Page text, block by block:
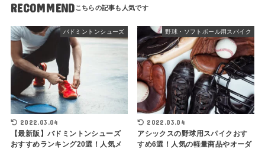
RECOMMEND
バドミントンシューズ
2022.03.04
【最新版】バドミントンシューズ
おすすめランキング20選！人気メ
野球・ソフトボール用スパイク
2022.03.04
アシックスの野球用スパイクおす
すめ6選！人気の軽量商品やオーダ